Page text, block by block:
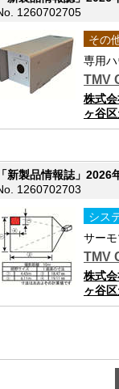
1260702705
その
専用
TMV
株式
ヶ谷
「新製品情報誌」2026
1260702703
シス
サー
TMV
株式
ヶ谷